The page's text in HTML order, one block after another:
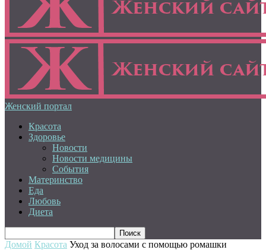
Женский портал
Красота
Здоровье
Новости
Новости медицины
События
Материнство
Еда
Любовь
Диета
Домой Красота Уход за волосами с помощью ромашки